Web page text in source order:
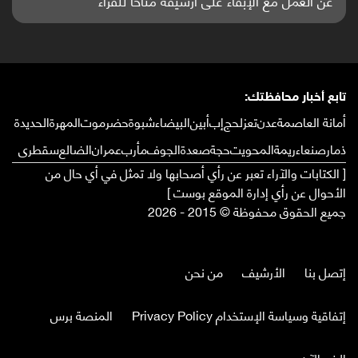
تابع أخبار محافظتك:
أمانة العاصمةعدنتعزلحجإبأبينالبيضاءشبوةحضرموتالمهرةالحديدة
ذمارصنعاءريمةالمحويتحجةصعدةالجوفمأربعمرانالضالعسقطرى
[ الكتابات والآراء تعبر عن رأي أصحابها ولا تمثل في أي حال من
الأحوال عن رأي إدارة الموقع بوست ]
جميع الحقوق محفوظة © 2015 - 2026
إتصل بنا الأرشيف
من نحن
إتفاقية وسياسة الإستخدام Privacy Policy
المنصة برس